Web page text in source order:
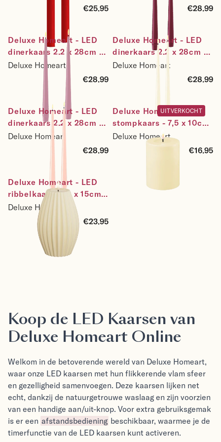
€25.95 €28.99
Deluxe Homeart - LED
dinerkaars 2.2 x 28cm -
2 stuks - lavendel
Deluxe Homeart
€28.99
Deluxe Homeart - LED
dinerkaars 2.2 x 28cm -
2 stuks - roomwit
Deluxe Homeart
€28.99
Deluxe Homeart - LED
dinerkaars 2.2 x 28cm -
2 stuks - licht roze
Deluxe Homeart
€28.99
UITVERKOCHT
Deluxe Homeart - LED
stompkaars - 7,5 x 10cm
- roomwit
Deluxe Homeart
€16.95
Deluxe Homeart - LED
ribbelkaars - 10 x 15cm
- roomwit
Deluxe Homeart
€23.95
Koop de LED Kaarsen van
Deluxe Homeart Online
Welkom in de betoverende wereld van Deluxe Homeart,
waar onze LED kaarsen met hun flikkerende vlam sfeer
en gezelligheid samenvoegen. Deze kaarsen lijken net
echt, dankzij de natuurgetrouwe waslaag en zijn voorzien
van een handige aan/uit-knop. Voor extra gebruiksgemak
is er een afstandsbediening beschikbaar, waarmee je de
timerfunctie van de LED kaarsen kunt activeren.